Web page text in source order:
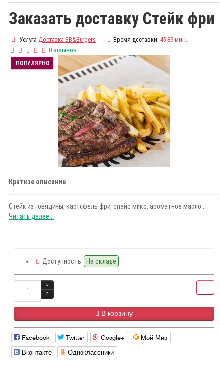
Заказать доставку Стейк фри
Услуга Доставка BB&Burgers Время доставки: 45-89 мин.
0 отзывов
ПОПУЛЯРНО
Краткое описание
Стейк из говядины, картофель фри, спайс микс, ароматное масло...
Читать далее...
Доступность: На складе
В корзину
Facebook Twitter Google+
Мой Мир
Вконтакте
Одноклассники